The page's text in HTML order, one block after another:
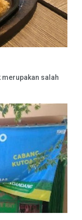
merupakan salah